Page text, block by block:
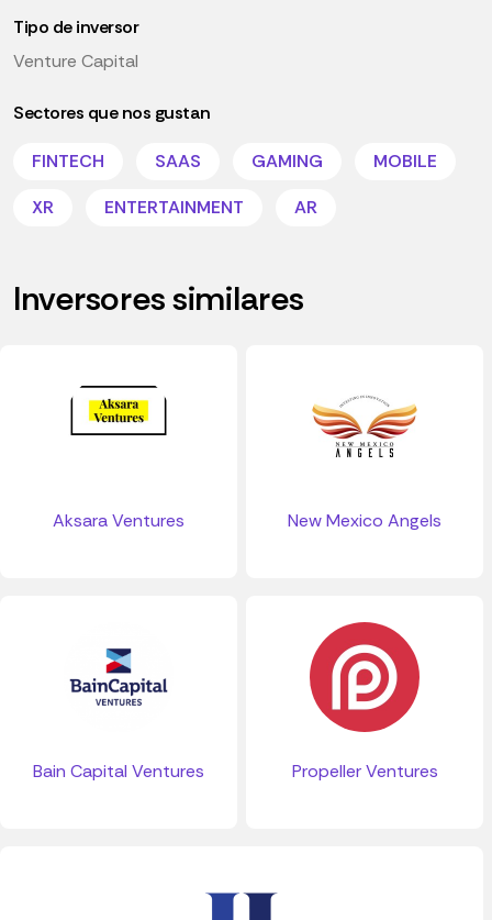
Tipo de inversor
Venture Capital
Sectores que nos gustan
FINTECH SAAS GAMING
MOBILE
XR
ENTERTAINMENT AR
Inversores similares
Aksara Ventures New Mexico Angels
Bain Capital Ventures Propeller Ventures